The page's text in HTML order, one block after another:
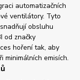
automatizačních
ventilátory. Tyto
obsluhu
od značky
hoření tak, aby
minimálních emisích.